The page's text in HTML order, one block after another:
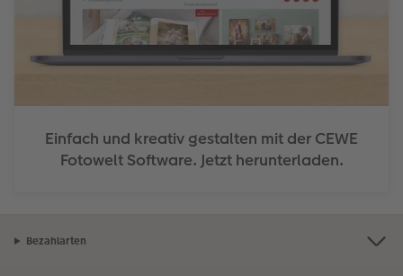
Einfach und kreativ gestalten mit der CEWE
Fotowelt Software. Jetzt herunterladen.
Bezahlarten